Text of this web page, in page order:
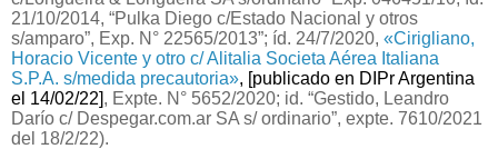
21/10/2014, “Pulka Diego c/Estado Nacional y otros
s/amparo”, Exp. N° 22565/2013”; íd. 24/7/2020, «Cirigliano,
Horacio Vicente y otro c/ Alitalia Societa Aérea Italiana
S.P.A. s/medida precautoria», [publicado en DIPr Argentina
el 14/02/22], Expte. N° 5652/2020; id. “Gestido, Leandro
Darío c/ Despegar.com.ar SA s/ ordinario”, expte. 7610/2021
del 18/2/22).